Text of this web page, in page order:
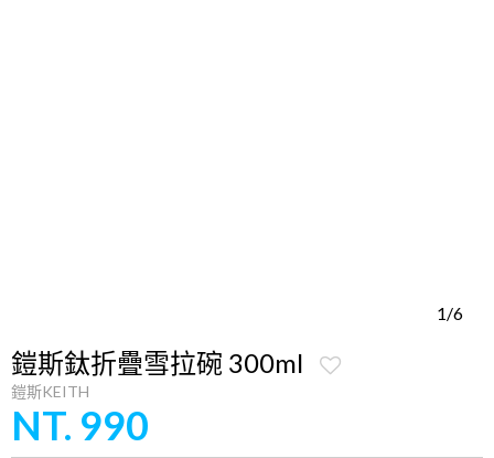
1/6
鎧斯鈦折疊雪拉碗 300ml
鎧斯KEITH
NT. 990